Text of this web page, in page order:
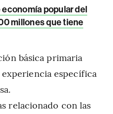
popular del
millones que tiene
básica primaria
experiencia específica
relacionado con las